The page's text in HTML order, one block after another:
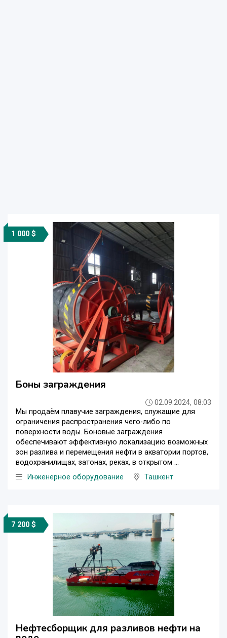
1 000 $
Боны заграждения
02.09.2024, 08:03
Мы продаём плавучие заграждения, служащие для
ограничения распространения чего-либо по
поверхности воды. Боновые заграждения
обеспечивают эффективную локализацию возможных
зон разлива и перемещения нефти в акватории портов,
водохранилищах, затонах, реках, в открытом ...
Инженерное оборудование
Ташкент
7 200 $
Нефтесборщик для разливов нефти на